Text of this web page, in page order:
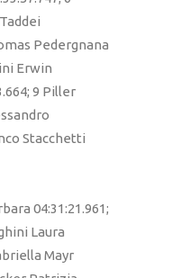
Pedergnana
Erwin
9 Piller
Stacchetti
04:31:21.961;
Laura
Mayr